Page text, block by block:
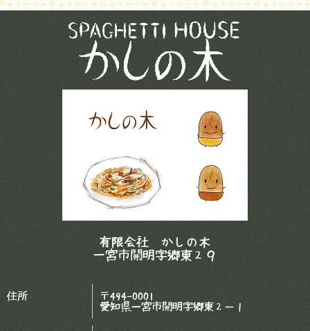
有限会社 かしの木
一宮市開明字郷東２９
住所
〒494-0001
愛知県一宮市開明字郷東２－１